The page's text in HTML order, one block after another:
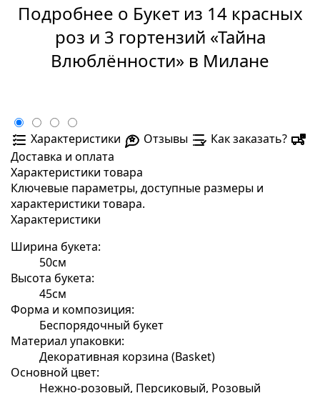
Подробнее о Букет из 14 красных
роз и 3 гортензий «Тайна
Влюблённости» в Милане
Характеристики Отзывы
Как заказать?
Доставка и оплата
Характеристики товара
Ключевые параметры, доступные размеры и
характеристики товара.
Характеристики
Ширина букета:
50см
Высота букета:
45см
Форма и композиция:
Беспорядочный букет
Материал упаковки:
Декоративная корзина (Basket)
Основной цвет:
Нежно-розовый, Персиковый, Розовый